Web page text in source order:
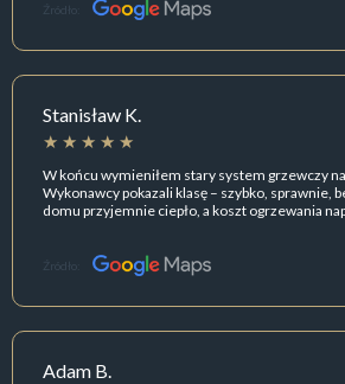
Źródło:
Stanisław K.
W końcu wymieniłem stary system grzewczy na
Wykonawcy pokazali klasę – szybko, sprawnie,
domu przyjemnie ciepło, a koszt ogrzewania
Źródło:
Adam B.